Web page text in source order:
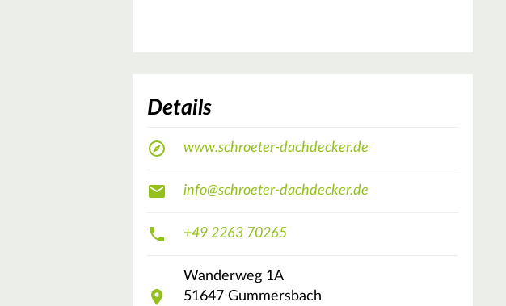
Details
www.schroeter-dachdecker.de
info@schroeter-dachdecker.de
+49 2263 70265
Wanderweg 1A
51647 Gummersbach